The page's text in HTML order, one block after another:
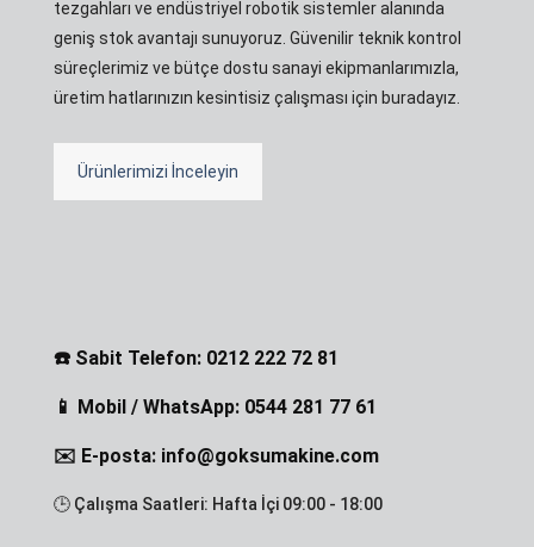
tezgahları ve endüstriyel robotik sistemler alanında
geniş stok avantajı sunuyoruz. Güvenilir teknik kontrol
süreçlerimiz ve bütçe dostu sanayi ekipmanlarımızla,
üretim hatlarınızın kesintisiz çalışması için buradayız.
Ürünlerimizi İnceleyin
☎️ Sabit Telefon: 0212 222 72 81
📱 Mobil / WhatsApp: 0544 281 77 61
✉️ E-posta: info@goksumakine.com
🕒 Çalışma Saatleri: Hafta İçi 09:00 - 18:00